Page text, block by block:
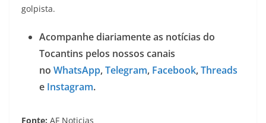
golpista.
Acompanhe diariamente as notícias do
Tocantins pelos nossos canais
no WhatsApp,Telegram, Facebook,Threads
e Instagram.
Fonte: AF Noticias